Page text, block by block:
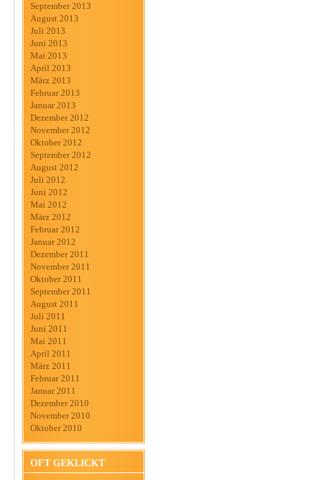
September 2013
August 2013
Juli 2013
Juni 2013
Mai 2013
April 2013
März 2013
Februar 2013
Januar 2013
Dezember 2012
November 2012
Oktober 2012
September 2012
August 2012
Juli 2012
Juni 2012
Mai 2012
März 2012
Februar 2012
Januar 2012
Dezember 2011
November 2011
Oktober 2011
September 2011
August 2011
Juli 2011
Juni 2011
Mai 2011
April 2011
März 2011
Februar 2011
Januar 2011
Dezember 2010
November 2010
Oktober 2010
OFT GEKLICKT